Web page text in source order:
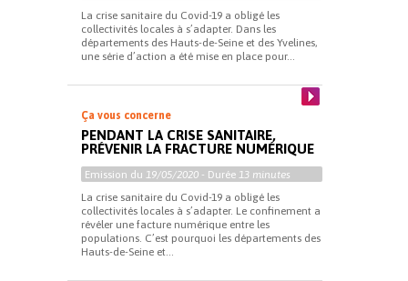
La crise sanitaire du Covid-19 a obligé les
collectivités locales à s’adapter. Dans les
départements des Hauts-de-Seine et des Yvelines,
une série d’action a été mise en place pour...
Ça vous concerne
PENDANT LA CRISE SANITAIRE,
PRÉVENIR LA FRACTURE NUMÉRIQUE
Emission du 19/05/2020 - Durée 13 minutes
La crise sanitaire du Covid-19 a obligé les
collectivités locales à s’adapter. Le confinement a
révéler une facture numérique entre les
populations. C’est pourquoi les départements des
Hauts-de-Seine et...